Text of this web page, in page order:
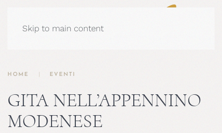
Skip to main content
HOME EVENTI
GITA NELL’APPENNINO
MODENESE